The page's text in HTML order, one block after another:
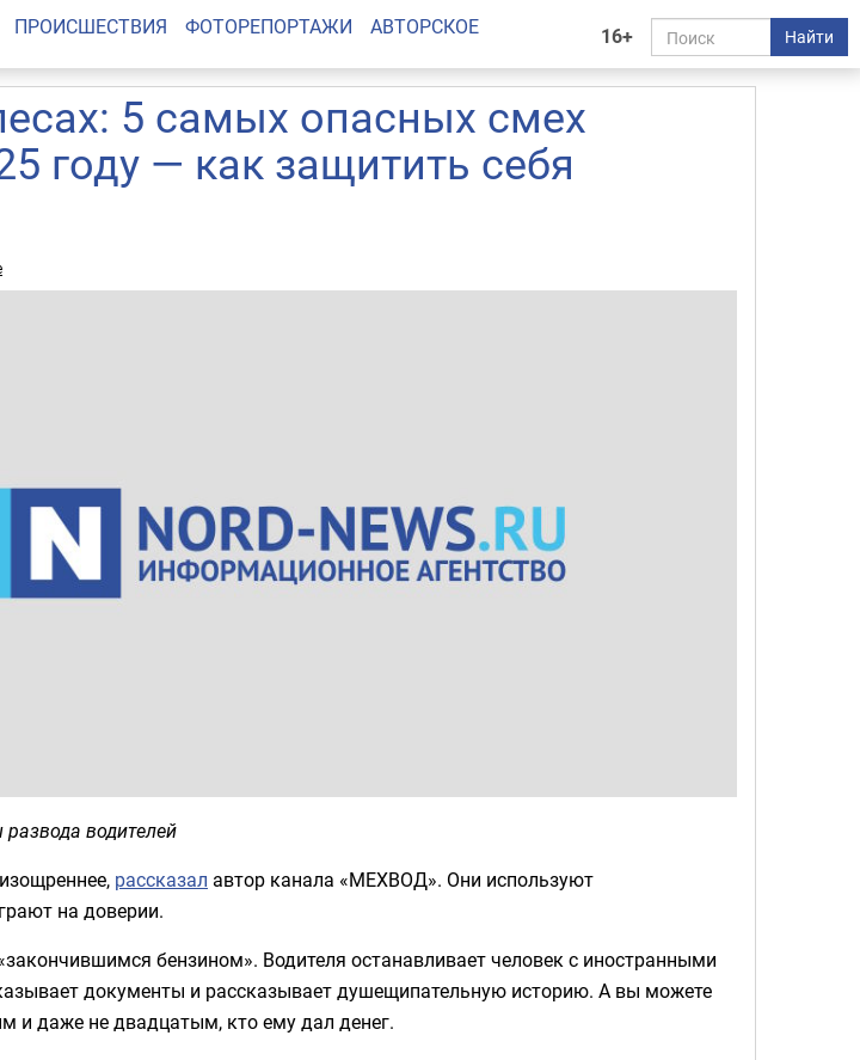
16+ Найти
ПРОИСШЕСТВИЯ ФОТОРЕПОРТАЖИ АВТОРСКОЕ
5 самых опасных смех
году — как защитить себя
водителей
рассказал автор канала «МЕХВОД». Они используют
на доверии.
бензином». Водителя останавливает человек с иностранными
документы и рассказывает душещипательную историю. А вы можете
и даже не двадцатым, кто ему дал денег.